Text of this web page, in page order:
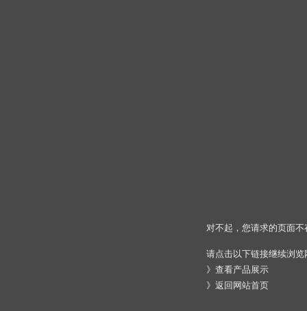
对不起，您请求的页面
请点击以下链接继续浏览
》 查看产品展示
》 返回网站首页